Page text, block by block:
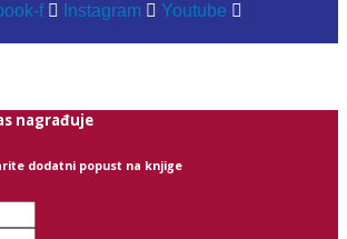
f Instagram Youtube
nagrađuje
dodatni popust na knjige